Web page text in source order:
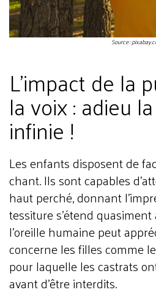
Source :
L'impact de la
la voix : adieu
infinie !
Les enfants disposent de
chant. Ils sont capables
haut perché, donnant
tessiture s'étend
l'oreille humaine peut
concerne les filles comme
pour laquelle les castrats
avant d'être interdits.